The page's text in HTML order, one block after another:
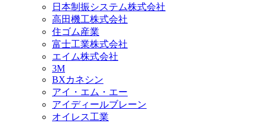
日本制振システム株式会社
高田機工株式会社
住ゴム産業
富士工業株式会社
エイム株式会社
3M
BXカネシン
アイ・エム・エー
アイディールブレーン
オイレス工業